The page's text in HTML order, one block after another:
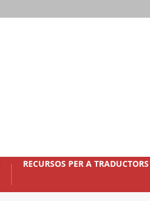
RECURSOS PER A TRADUCTORS